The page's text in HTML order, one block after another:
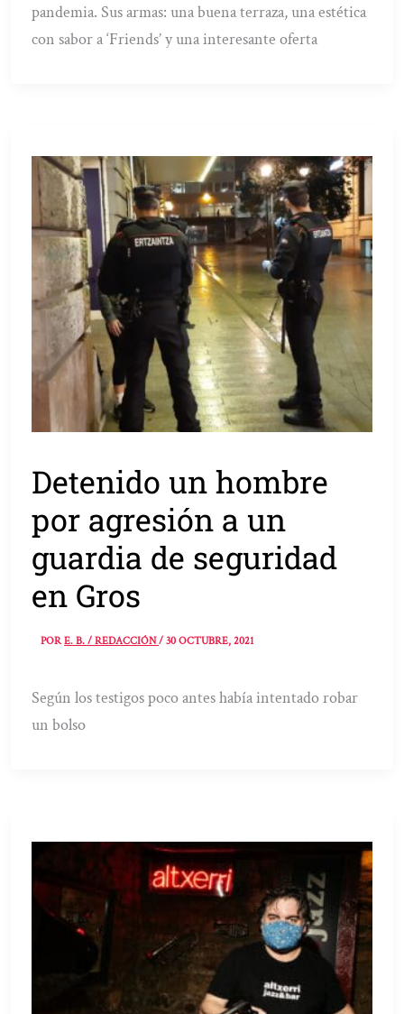
pandemia. Sus armas: una buena terraza, una estética
con sabor a ‘Friends’ y una interesante oferta
Detenido un hombre
por agresión a un
guardia de seguridad
en Gros
PORE. B. / REDACCIÓN/30 OCTUBRE, 2021
Según los testigos poco antes había intentado robar
un bolso